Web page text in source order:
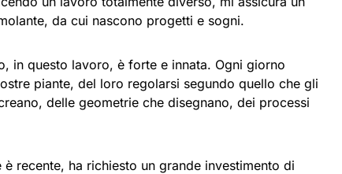
da cui nascono progetti e sogni.
in questo lavoro, è forte e innata. Ogni giorno
piante, del loro regolarsi segundo quello che gli
delle geometrie che disegnano, dei processi
è recente, ha richiesto un grande investimento di